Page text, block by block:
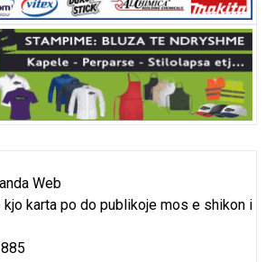
Web
kjo karta po do publikoje mos e shikon i